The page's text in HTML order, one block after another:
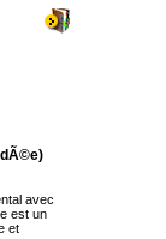
avec
est un
et